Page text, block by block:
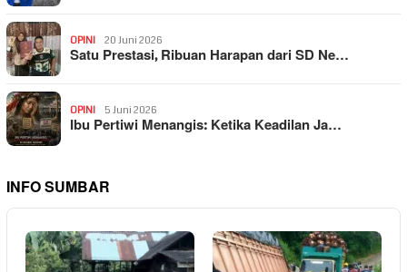
OPINI 20 Juni 2026
Satu Prestasi, Ribuan Harapan dari SD Ne…
OPINI 5 Juni 2026
Ibu Pertiwi Menangis: Ketika Keadilan Ja…
INFO SUMBAR